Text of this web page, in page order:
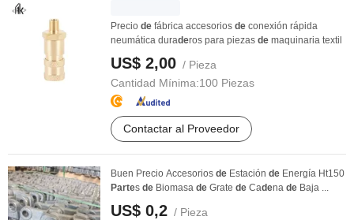
Precio de fábrica accesorios de conexión rápida
neumática duraderos para piezas de maquinaria textil
US$ 2,00 / Pieza
Cantidad Mínima:100 Piezas
Contactar al Proveedor
Buen Precio Accesorios de Estación de Energía Ht150
Partes de Biomasa de Grate de Cadena de Baja ...
US$ 0,2 / Pieza